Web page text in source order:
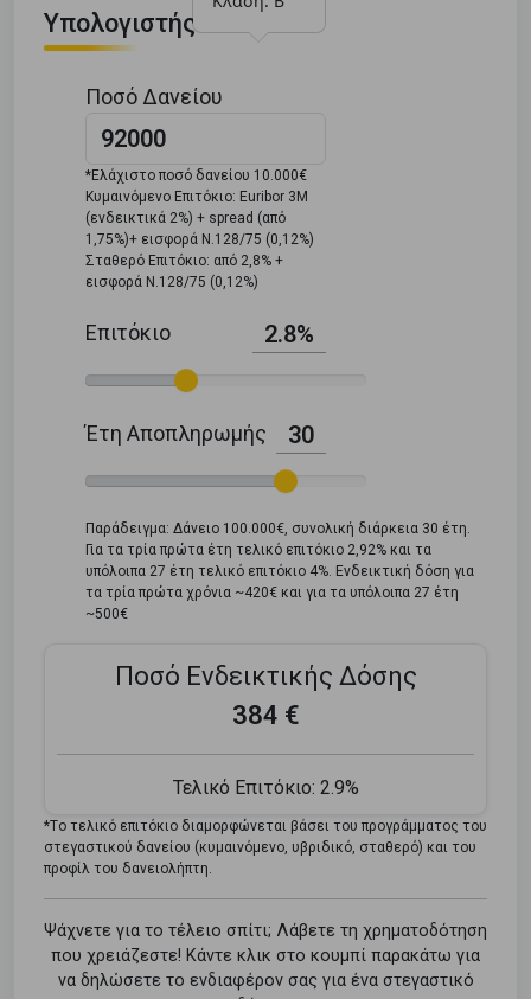
Υπολογιστής Δανείου
Ποσό Δανείου
*Ελάχιστο ποσό δανείου 10.000€
Κυμαινόμενο Επιτόκιο: Euribor 3M
(ενδεικτικά 2%) + spread (από
1,75%)+ εισφορά Ν.128/75 (0,12%)
Σταθερό Επιτόκιο: από 2,8% +
εισφορά Ν.128/75 (0,12%)
Επιτόκιο 2.8%
Έτη Αποπληρωμής 30
Παράδειγμα: Δάνειο 100.000€, συνολική διάρκεια 30 έτη.
Για τα τρία πρώτα έτη τελικό επιτόκιο 2,92% και τα
υπόλοιπα 27 έτη τελικό επιτόκιο 4%. Ενδεικτική δόση για
τα τρία πρώτα χρόνια ~420€ και για τα υπόλοιπα 27 έτη
~500€
Ποσό Ενδεικτικής Δόσης
384 €
Τελικό Επιτόκιο: 2.9%
*Tο τελικό επιτόκιο διαμορφώνεται βάσει του προγράμματος του
στεγαστικού δανείου (κυμαινόμενο, υβριδικό, σταθερό) και του
προφίλ του δανειολήπτη.
Ψάχνετε για το τέλειο σπίτι; Λάβετε τη χρηματοδότηση
που χρειάζεστε! Κάντε κλικ στο κουμπί παρακάτω για
να δηλώσετε το ενδιαφέρον σας για ένα στεγαστικό